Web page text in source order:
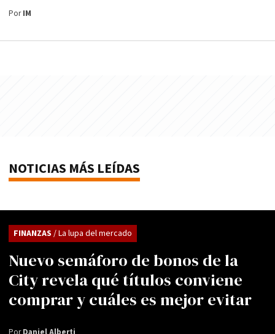
PorIM
NOTICIAS MÁS LEÍDAS
Nuevo semáforo de bonos de la
City revela qué títulos conviene
comprar y cuáles es mejor evitar
FINANZAS / La lupa del mercado